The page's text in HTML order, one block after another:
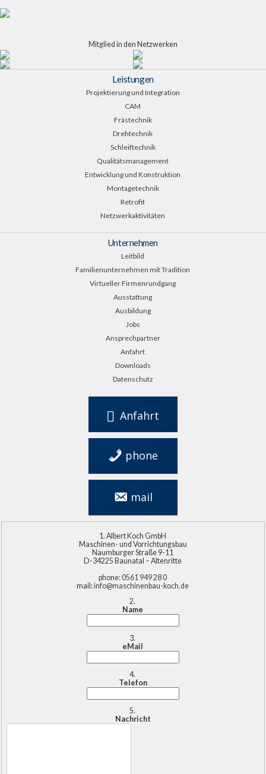
Mitglied in den Netzwerken
Leistungen
Projektierung und Integration
CAM
Frästechnik
Drehtechnik
Schleiftechnik
Qualitätsmanagement
Entwicklung und Konstruktion
Montagetechnik
Retrofit
Netzwerkaktivitäten
Unternehmen
Leitbild
Familienunternehmen mit Tradition
Virtueller Firmenrundgang
Ausstattung
Ausbildung
Jobs
Ansprechpartner
Anfahrt
Downloads
Datenschutz
Anfahrt
phone
0561 949 28 0
mail
info@maschinenbau-
Albert Koch GmbH
Maschinen- und Vorrichtungsbau
Naumburger Straße 9-11
D-34225 Baunatal – Altenritte
phone:0561 949 28 0
mail:info@maschinenbau-koch.de
Name
eMail
Telefon
Nachricht